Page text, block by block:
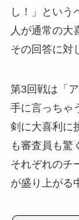
し！」という
人が通常の大
その回答に対
第3回戦は「
手に言っちゃ
剣に大喜利に
も審査員も驚
それぞれのチ
が盛り上がる